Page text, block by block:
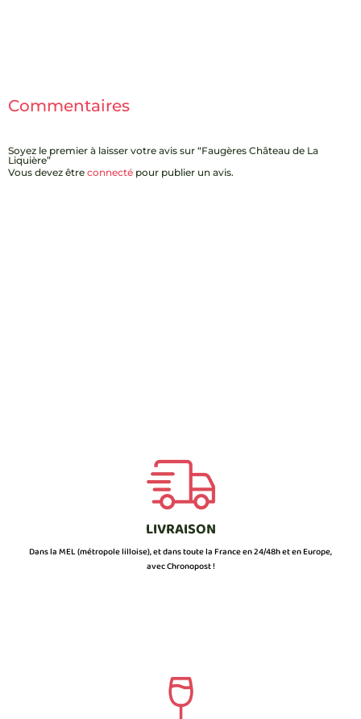
Commentaires
Soyez le premier à laisser votre avis sur “Faugères Château de La
Liquière”
Vous devez être connecté pour publier un avis.
LIVRAISON
Dans la MEL (métropole lilloise), et dans toute la France en 24/48h et en Europe,
avec Chronopost !